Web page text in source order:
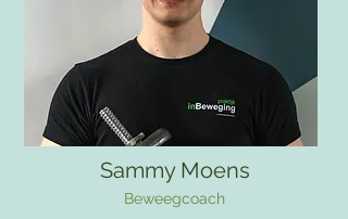
Sammy Moens
Beweegcoach